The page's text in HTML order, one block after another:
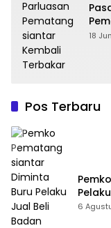
18
Pos Terbaru
6